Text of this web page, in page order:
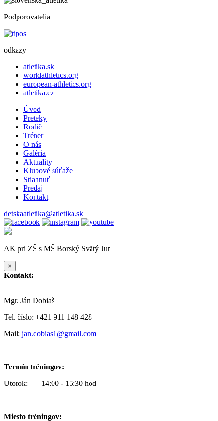
Podporovatelia
odkazy
atletika.sk
worldathletics.org
european-athletics.org
atletika.cz
Úvod
Preteky
Rodič
Tréner
O nás
Galéria
Aktuality
Klubové súťaže
Stiahnuť
Predaj
Kontakt
detskaatletika@atletika.sk
AK pri ZŠ s MŠ Borský Svätý Jur
×
Kontakt:
Mgr. Ján Dobiaš
Tel. číslo: +421 911 148 428
Mail: jan.dobias1@gmail.com
Termín tréningov:
Utorok: 14:00 - 15:30 hod
Miesto tréningov: